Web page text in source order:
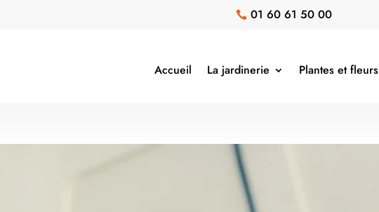
 01 60 61 50 00
Accueil La jardinerie Plantes et fleurs